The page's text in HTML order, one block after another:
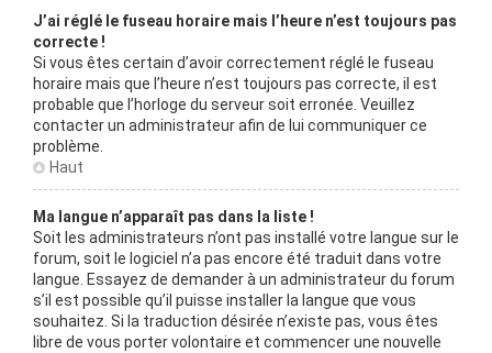
J’ai réglé le fuseau horaire mais l’heure n’est toujours pas
correcte !
Si vous êtes certain d’avoir correctement réglé le fuseau
horaire mais que l’heure n’est toujours pas correcte, il est
probable que l’horloge du serveur soit erronée. Veuillez
contacter un administrateur afin de lui communiquer ce
problème.
Haut
Ma langue n’apparaît pas dans la liste !
Soit les administrateurs n’ont pas installé votre langue sur le
forum, soit le logiciel n’a pas encore été traduit dans votre
langue. Essayez de demander à un administrateur du forum
s’il est possible qu’il puisse installer la langue que vous
souhaitez. Si la traduction désirée n’existe pas, vous êtes
libre de vous porter volontaire et commencer une nouvelle